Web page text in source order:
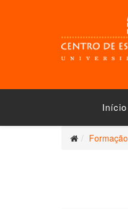
Início
Formação